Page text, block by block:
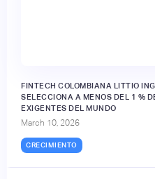
FINTECH COLOMBIANA LITTIO
SELECCIONA A MENOS DEL 1 %
EXIGENTES DEL MUNDO
March 10, 2026
CRECIMIENTO